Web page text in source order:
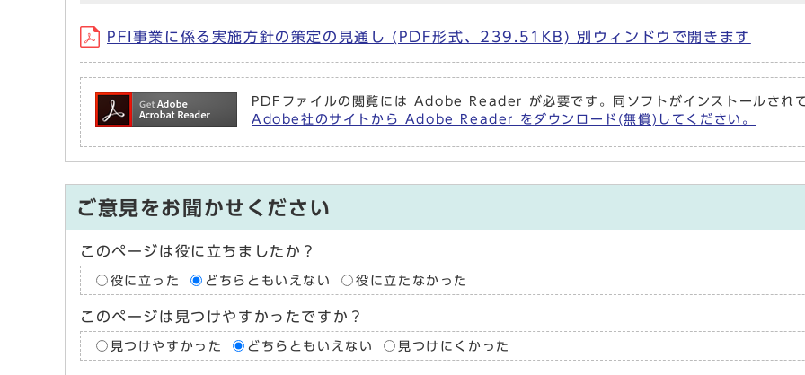
PFI事業に係る実施方針の策定の見通し (PDF形式、239.51KB) 別ウィンドウで開きます
PDFファイルの閲覧には Adobe Reader が必要です。同ソフトがインストールされ
Adobe社のサイトから Adobe Reader をダウンロード(無償)してください。
ご意見をお聞かせください
このページは役に立ちましたか？
役に立った どちらともいえない 役に立たなかった
このページは見つけやすかったですか？
見つけやすかった どちらともいえない 見つけにくかった